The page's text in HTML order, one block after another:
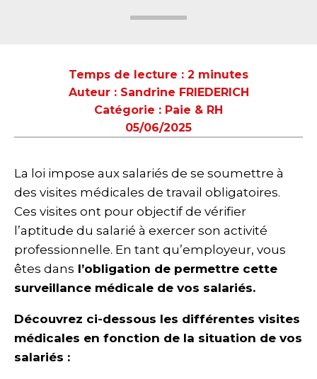
Temps de lecture : 2 minutes
Auteur : Sandrine FRIEDERICH
Catégorie : Paie & RH
05/06/2025
La loi impose aux salariés de se soumettre à
des visites médicales de travail obligatoires.
Ces visites ont pour objectif de vérifier
l’aptitude du salarié à exercer son activité
professionnelle. En tant qu’employeur, vous
êtes dans l’obligation de permettre cette
surveillance médicale de vos salariés.
Découvrez ci-dessous les différentes visites
médicales en fonction de la situation de vos
salariés :